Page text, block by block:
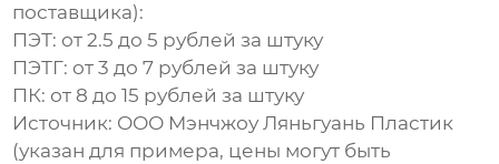
поставщика):
ПЭТ: от 2.5 до 5 рублей за штуку
ПЭТГ: от 3 до 7 рублей за штуку
ПК: от 8 до 15 рублей за штуку
Источник: ООО Мэнчжоу Ляньгуань Пластик
(указан для примера, цены могут быть